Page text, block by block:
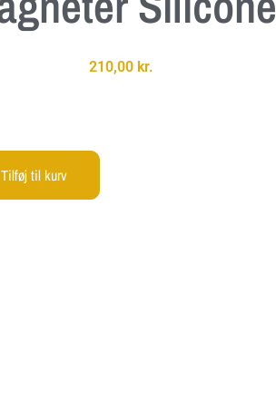
210,00 kr.
Tilføj til kurv